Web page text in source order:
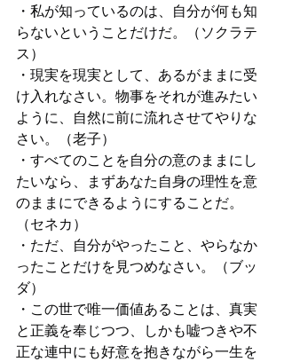
・私が知っているのは、自分が何も知
らないということだけだ。（ソクラテ
ス）
・現実を現実として、あるがままに受
け入れなさい。物事をそれが進みたい
ように、自然に前に流れさせてやりな
さい。（老子）
・すべてのことを自分の意のままにし
たいなら、まずあなた自身の理性を意
のままにできるようにすることだ。
（セネカ）
・ただ、自分がやったこと、やらなか
ったことだけを見つめなさい。（ブッ
ダ）
・この世で唯一価値あることは、真実
と正義を奉じつつ、しかも嘘つきや不
正な連中にも好意を抱きながら一生を